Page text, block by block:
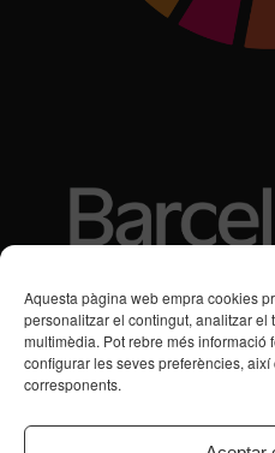
Aquesta pàgina web empra cookies
personalitzar el contingut, analitzar el
multimèdia. Pot rebre més informació
configurar les seves preferències,
corresponents.
Subvencions des de 2016
Programa de Vacances/Suport
Transtorns de Salut Mental